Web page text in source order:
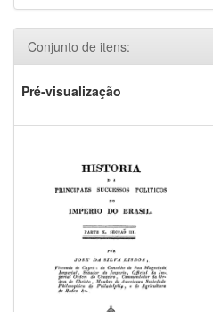
Conjunto de itens:
Pré-visualização